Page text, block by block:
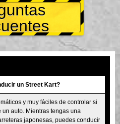
Precios
Preguntas Frecuentes
Tienda
Tokyo Bay
un Street Kart?
y muy fáciles de controlar si
auto. Mientras tengas una
japonesas, puedes conducir